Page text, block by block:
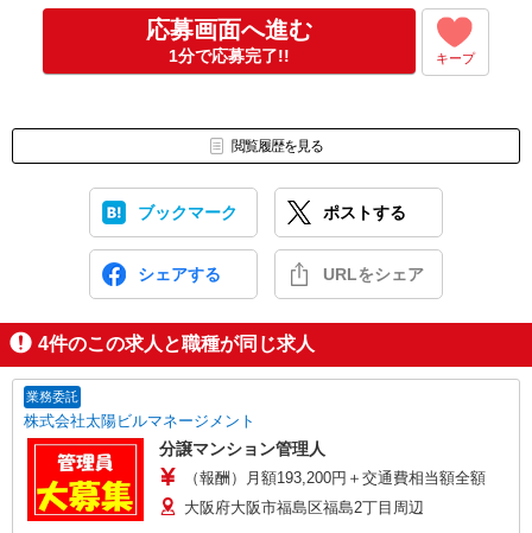
※スマートフォンやカメラ付きパソコンをお持ちの方が対象です。
※オンライン面接未経験の方にも、しっかりサポートを行いますの
で安心してご参加いいただけます。
※土日祝にお問い合わせ頂いた際、翌営業日のご連絡になる場合が
ございます。予めご了承ください。
◇求人についてのお問い合わせ
お電話でのお問い合わせは平日9:00〜16:00の間にお願いいたしま
その際はお仕事NO4桁の数字をご準備ください。
応募画面へ進む
1分で応募完了!! キープ
閲覧履歴を見る
ブックマーク ポストする
シェアする URLをシェア
4件のこの求人と職種が同じ求人
業務委託
株式会社太陽ビルマネージメント
分譲マンション管理人
（報酬）月額193,200円＋交通費相当額全額
大阪府大阪市福島区福島2丁目周辺